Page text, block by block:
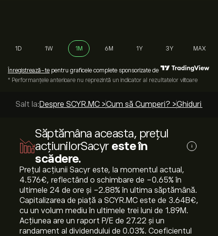
1D 1W 1M 6M 1Y 3Y MAX
Înregistrează-te pentru graficele complete sponsorizate de
* Performanțele anterioare nu reprezintă un indicator al rezultatelor viitoare
Salt la:Despre SCYR.MC >Cum să Cumperi? >Ghiduri de
Săptămâna aceasta, prețul
acțiunilorSacyr este în
scădere.
i
Prețul acțiunii Sacyr este, la momentul actual,
4.576‎€‎, reflectând o schimbare de ‎-0.65‎% în
ultimele 24 de ore și ‎-2.88‎% în ultima săptămână.
Capitalizarea de piață a SCYR.MC este de 3.64B‎€‎,
cu un volum mediu în ultimele trei luni de 1.89M.
Acțiunea are un raport P/E de 27.22 și un
randament al dividendului de 0.03%. Coeficientul